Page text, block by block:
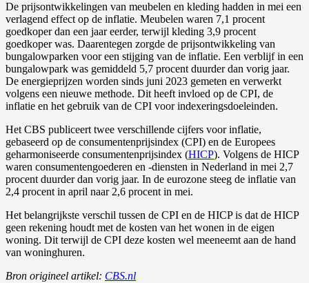
De prijsontwikkelingen van meubelen en kleding hadden in mei een
verlagend effect op de inflatie. Meubelen waren 7,1 procent
goedkoper dan een jaar eerder, terwijl kleding 3,9 procent
goedkoper was. Daarentegen zorgde de prijsontwikkeling van
bungalowparken voor een stijging van de inflatie. Een verblijf in een
bungalowpark was gemiddeld 5,7 procent duurder dan vorig jaar.
De energieprijzen worden sinds juni 2023 gemeten en verwerkt
volgens een nieuwe methode. Dit heeft invloed op de CPI, de
inflatie en het gebruik van de CPI voor indexeringsdoeleinden.
Het CBS publiceert twee verschillende cijfers voor inflatie,
gebaseerd op de consumentenprijsindex (CPI) en de Europees
geharmoniseerde consumentenprijsindex (HICP). Volgens de HICP
waren consumentengoederen en -diensten in Nederland in mei 2,7
procent duurder dan vorig jaar. In de eurozone steeg de inflatie van
2,4 procent in april naar 2,6 procent in mei.
Het belangrijkste verschil tussen de CPI en de HICP is dat de HICP
geen rekening houdt met de kosten van het wonen in de eigen
woning. Dit terwijl de CPI deze kosten wel meeneemt aan de hand
van woninghuren.
Bron origineel artikel: CBS.nl